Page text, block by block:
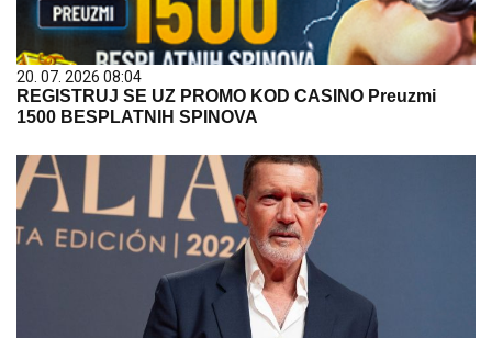
20. 07. 2026 08:04
REGISTRUJ SE UZ PROMO KOD CASINO Preuzmi
1500 BESPLATNIH SPINOVA